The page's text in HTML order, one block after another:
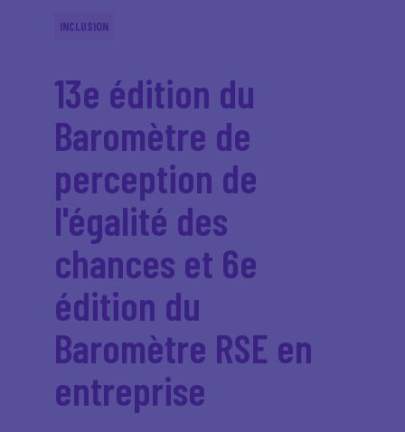
INCLUSION
13e édition du
Baromètre de
perception de
l'égalité des
chances et 6e
édition du
Baromètre RSE en
entreprise